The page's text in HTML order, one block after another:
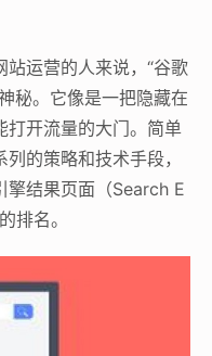
运营的人来说，“谷歌
秘。它像是一把隐藏在
打开流量的大门。简单
的策略和技术手段，
擎结果页面（Search E
排名。